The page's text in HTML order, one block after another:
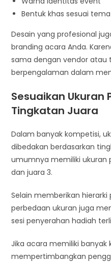
Bentuk khas sesuai tema
Desain yang profesional
branding acara Anda.
sama dengan vendor atau
berpengalaman dalam
Sesuaikan Ukuran
Tingkatan Juara
Dalam banyak kompetisi,
dibedakan berdasarkan
umumnya memiliki ukuran
dan juara 3.
Selain memberikan
perbedaan ukuran juga
sesi penyerahan hadiah
Jika acara memiliki banyak
mempertimbangkan